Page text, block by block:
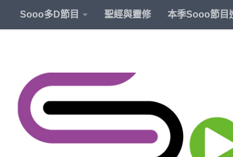
Sooo多D節目 聖經與靈修 本季Sooo節目